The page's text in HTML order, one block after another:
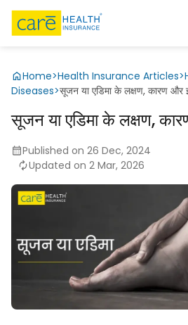
Home>Health Insurance Articles>
Diseases>सूजन या एडिमा के लक्षण, कारण और
सूजन या एडिमा के लक्षण,
Published on 26 Dec, 2024
Updated on 2 Mar, 2026